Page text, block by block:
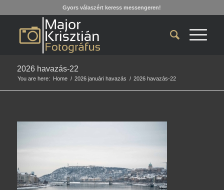
Gyors válaszért keress messengeren!
2026 havazás-22
You are here: Home / 2026 januári havazás / 2026 havazás-22